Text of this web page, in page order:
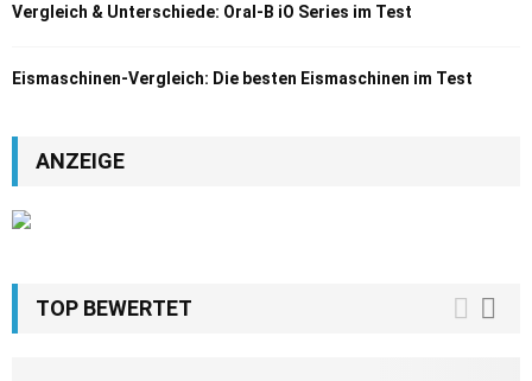
Vergleich & Unterschiede: Oral-B iO Series im Test
Eismaschinen-Vergleich: Die besten Eismaschinen im Test
ANZEIGE
TOP BEWERTET